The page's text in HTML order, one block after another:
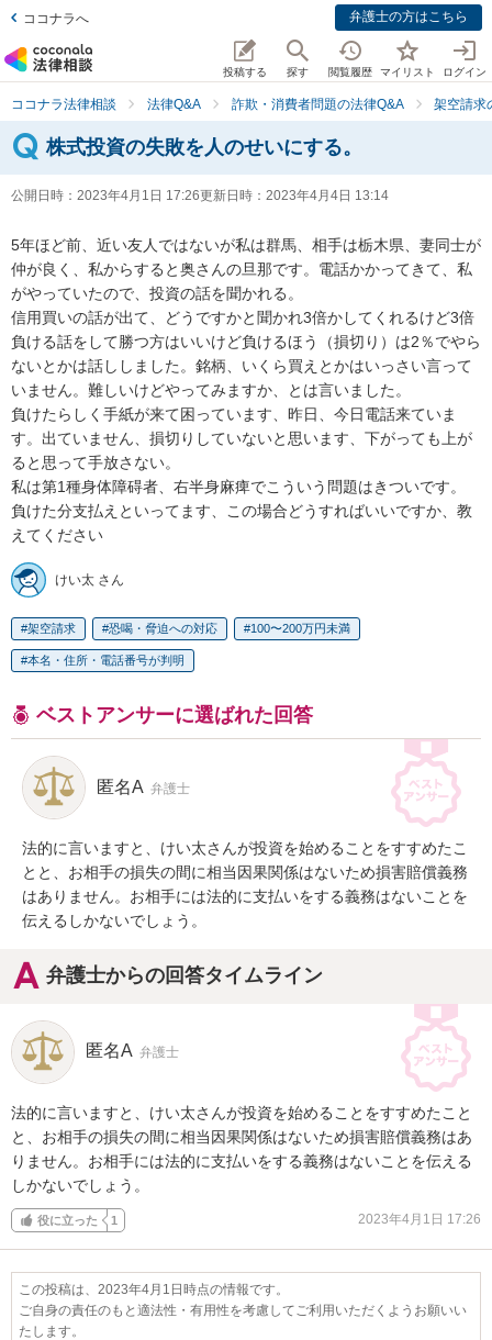
ココナラへ 弁護士の方はこちら
投稿する 探す 閲覧履歴 マイリスト ログイン
ココナラ法律相談 法律Q&A 詐欺・消費者問題の法律Q&A 架空請求
株式投資の失敗を人のせいにする。
公開日時： 2023年4月1日 17:26更新日時： 2023年4月4日 13:14
5年ほど前、近い友人ではないが私は群馬、相手は栃木県、妻同士が
仲が良く、私からすると奥さんの旦那です。電話かかってきて、私
がやっていたので、投資の話を聞かれる。
信用買いの話が出て、どうですかと聞かれ3倍かしてくれるけど3倍
負ける話をして勝つ方はいいけど負けるほう（損切り）は2％でやら
ないとかは話ししました。銘柄、いくら買えとかはいっさい言って
いません。難しいけどやってみますか、とは言いました。
負けたらしく手紙が来て困っています、昨日、今日電話来ていま
す。出ていません、損切りしていないと思います、下がっても上が
ると思って手放さない。
私は第1種身体障碍者、右半身麻痺でこういう問題はきついです。
負けた分支払えといってます、この場合どうすればいいですか、教
えてください
けい太 さん
架空請求 恐喝・脅迫への対応 100〜200万円未満
本名・住所・電話番号が判明
ベストアンサーに選ばれた回答
匿名A 弁護士
法的に言いますと、けい太さんが投資を始めることをすすめたこ
とと、お相手の損失の間に相当因果関係はないため損害賠償義務
はありません。お相手には法的に支払いをする義務はないことを
伝えるしかないでしょう。
弁護士からの回答タイムライン
匿名A 弁護士
法的に言いますと、けい太さんが投資を始めることをすすめたこと
と、お相手の損失の間に相当因果関係はないため損害賠償義務はあ
りません。お相手には法的に支払いをする義務はないことを伝える
しかないでしょう。
役に立った 1 2023年4月1日 17:26
この投稿は、2023年4月1日時点の情報です。
ご自身の責任のもと適法性・有用性を考慮してご利用いただくようお願いい
たします。